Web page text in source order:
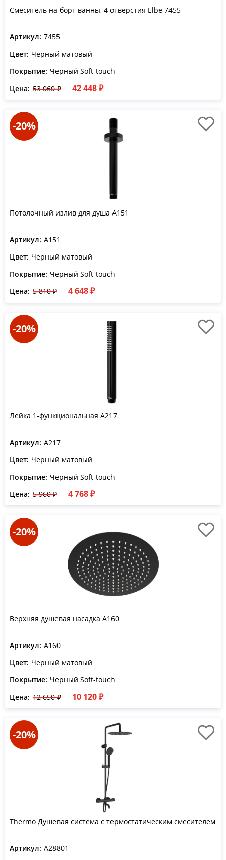
Смеситель на борт ванны, 4 отверстия Elbe 7455
Артикул: 7455
Цвет: Черный матовый
Покрытие: Черный Soft-touch
Цена: 53 060 ₽ 42 448 ₽
-20%
Потолочный излив для душа A151
Артикул: A151
Цвет: Черный матовый
Покрытие: Черный Soft-touch
Цена: 5 810 ₽ 4 648 ₽
-20%
Лейка 1-функциональная A217
Артикул: A217
Цвет: Черный матовый
Покрытие: Черный Soft-touch
Цена: 5 960 ₽ 4 768 ₽
-20%
Верхняя душевая насадка A160
Артикул: A160
Цвет: Черный матовый
Покрытие: Черный Soft-touch
Цена: 12 650 ₽ 10 120 ₽
-20%
Thermo Душевая система с термостатическим смесителем
Артикул: A28801